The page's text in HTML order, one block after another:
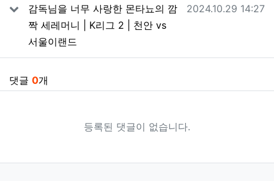
감독님을 너무 사랑한 몬타뇨의 깜
짝 세레머니 | K리그 2 | 천안 vs
서울이랜드
작성일
2024.10.29 14:27
댓글 0개
등록된 댓글이 없습니다.